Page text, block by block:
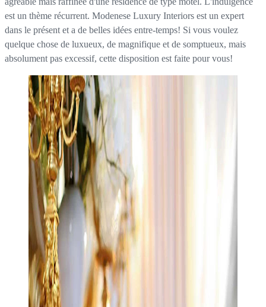
est un thème récurrent. Modenese Luxury Interiors est un expert
dans le présent et a de belles idées entre-temps! Si vous voulez
quelque chose de luxueux, de magnifique et de somptueux, mais
absolument pas excessif, cette disposition est faite pour vous!